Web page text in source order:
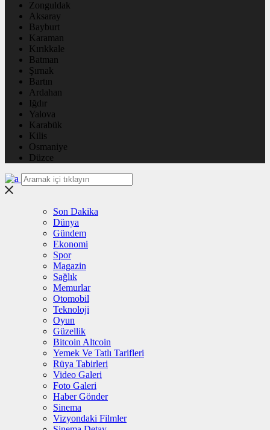
Zonguldak
Aksaray
Bayburt
Karaman
Kırıkkale
Batman
Şırnak
Bartın
Ardahan
Iğdır
Yalova
Karabük
Kilis
Osmaniye
Düzce
Son Dakika
Dünya
Gündem
Ekonomi
Spor
Magazin
Sağlık
Memurlar
Otomobil
Teknoloji
Oyun
Güzellik
Bitcoin Altcoin
Yemek Ve Tatlı Tarifleri
Rüya Tabirleri
Video Galeri
Foto Galeri
Haber Gönder
Sinema
Vizyondaki Filmler